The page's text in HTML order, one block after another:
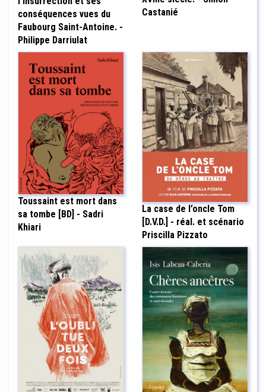
conséquences vues du
Faubourg Saint-Antoine. -
Philippe Darriulat
Castanié
Toussaint est mort dans
sa tombe [BD] - Sadri
Khiari
La case de l’oncle Tom
[D.V.D.] - réal. et scénario
Priscilla Pizzato